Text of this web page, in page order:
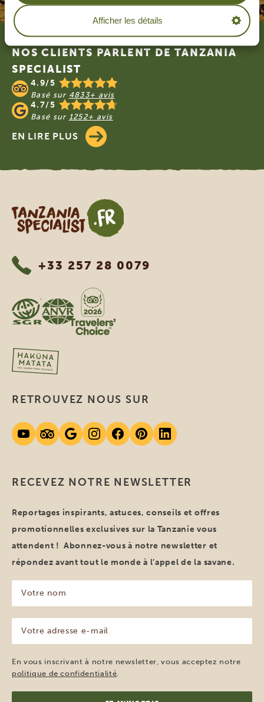
Afficher les détails
Footer
NOS CLIENTS PARLENT DE TANZANIA
SPECIALIST
4.9/5
Basé sur 4833+ avis
4.7/5
Basé sur 1252+ avis
EN LIRE PLUS
Tanzania Specialist
+33 257 28 0079
RECEVEZ NOTRE NEWSLETTER
Reportages inspirants, astuces, conseils et offres
promotionnelles exclusives sur la Tanzanie vous
attendent ! Abonnez-vous à notre newsletter et
répondez avant tout le monde à l’appel de la savane.
nom
(Nécessaire)
adresse
e-
mail
(Nécessaire)
En vous inscrivant à notre newsletter, vous acceptez notre
politique de confidentialité.
RETROUVEZ NOUS SUR